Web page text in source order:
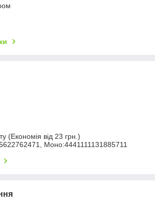
(Економія від 23 грн.)
Моно:4441111131885711